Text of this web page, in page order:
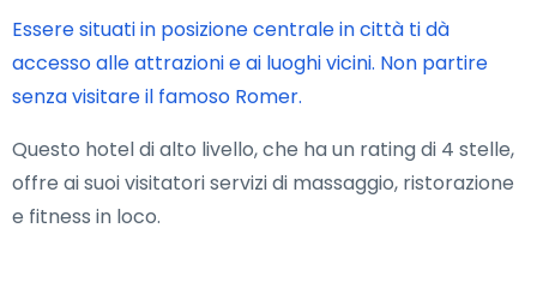
Essere situati in posizione centrale in città ti dà
accesso alle attrazioni e ai luoghi vicini. Non partire
senza visitare il famoso Romer.
Questo hotel di alto livello, che ha un rating di 4 stelle,
offre ai suoi visitatori servizi di massaggio, ristorazione
e fitness in loco.